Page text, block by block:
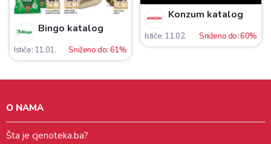
Bingo katalog
Ističe: 11.01. Sniženo do: 61%
Konzum katalog
Ističe: 11.02. Sniženo do: 60%
O NAMA
Šta je cjenoteka.ba?